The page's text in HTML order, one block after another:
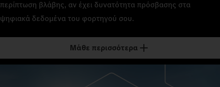
περίπτωση βλάβης, αν έχει δυνατότητα πρόσβασης στα
ψηφιακά δεδομένα του φορτηγού σου.
Μάθε περισσότερα